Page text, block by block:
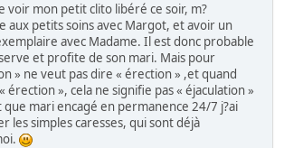
voir mon petit clito libéré ce soir, m?
aux petits soins avec Margot, et avoir un
avec Madame. Il est donc probable
et profite de son mari. Mais pour
» ne veut pas dire « érection » ,et quand
érection », cela ne signifie pas « éjaculation »
que mari encagé en permanence 24/7 j?ai
les simples caresses, qui sont déjà